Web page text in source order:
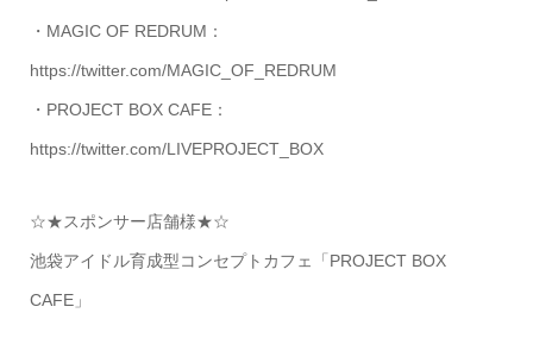
・MAGIC OF REDRUM：
https://twitter.com/MAGIC_OF_REDRUM
・PROJECT BOX CAFE：
https://twitter.com/LIVEPROJECT_BOX
☆★スポンサー店舗様★☆
池袋アイドル育成型コンセプトカフェ「PROJECT BOX
CAFE」